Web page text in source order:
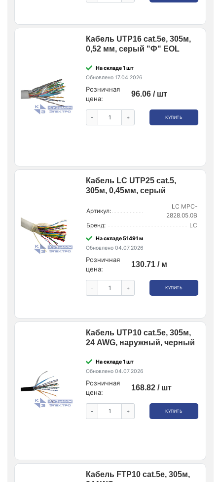
Кабель UTP16 cat.5e, 305м,
0,52 мм, серый "Ф" EOL
На складе 1 шт
Обновлено 17.04.2026
Розничная
цена:
96.06 / шт
- + КУПИТЬ
Кабель LC UTP25 cat.5,
305м, 0,45мм, серый
Артикул:
LC MPC-
2828.05.0B
Бренд:
LC
На складе 51491 м
Обновлено 04.07.2026
Розничная
цена:
130.71 / м
- + КУПИТЬ
Кабель UTP10 cat.5e, 305м,
24 AWG, наружный, черный
На складе 1 шт
Обновлено 04.07.2026
Розничная
цена:
168.82 / шт
- + КУПИТЬ
Кабель FTP10 cat.5e, 305м,